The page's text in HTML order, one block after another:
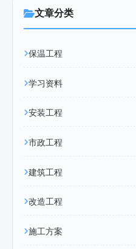
文章分类
保温工程
学习资料
安装工程
市政工程
建筑工程
改造工程
施工方案